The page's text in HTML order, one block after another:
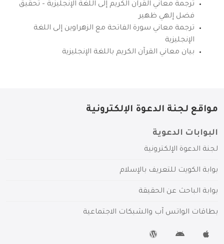
ترجمة معاني القرآن الكريم إلى اللغة الإنجليزية – تحقيق
فضل إلهي ظهير
ترجمة معاني سورة الفاتحة مع الزهراوين إلى اللغة
الإنجليزية
بيان معاني القرآن الكريم باللغة الإنجليزية
مواقع لجنة الدعوة الإلكترونية
البوابات الدعوية
لجنة الدعوة الإلكترونية
بوابة الكويت للتعريف بالإسلام
بوابة الباحث عن الحقيقة
بطاقات الواتس آب والشبكات الاجتماعية